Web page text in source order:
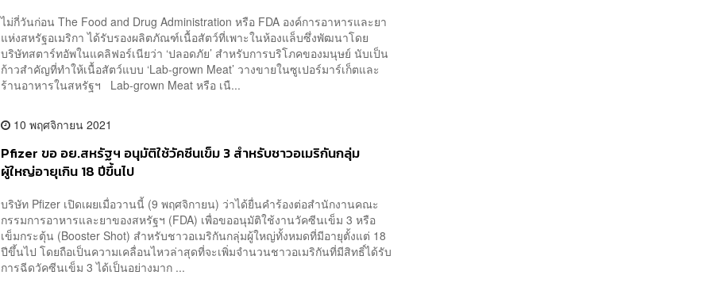
ไม่กี่วันก่อน The Food and Drug Administration หรือ FDA องค์การอาหารและยา
แห่งสหรัฐอเมริกา ได้รับรองผลิตภัณฑ์เนื้อสัตว์ที่เพาะในห้องแล็บซึ่งพัฒนาโดย
บริษัทสตาร์ทอัพในแคลิฟอร์เนียว่า ‘ปลอดภัย’ สำหรับการบริโภคของมนุษย์ นับเป็น
ก้าวสำคัญที่ทำให้เนื้อสัตว์แบบ ‘Lab-grown Meat’ วางขายในซูเปอร์มาร์เก็ตและ
ร้านอาหารในสหรัฐฯ Lab-grown Meat หรือ เนื...
10 พฤศจิกายน 2021
Pfizer ขอ อย.สหรัฐฯ อนุมัติใช้วัคซีนเข็ม 3 สำหรับชาวอเมริกันกลุ่ม
ผู้ใหญ่อายุเกิน 18 ปีขึ้นไป
บริษัท Pfizer เปิดเผยเมื่อวานนี้ (9 พฤศจิกายน) ว่าได้ยื่นคำร้องต่อสำนักงานคณะ
กรรมการอาหารและยาของสหรัฐฯ (FDA) เพื่อขออนุมัติใช้งานวัคซีนเข็ม 3 หรือ
เข็มกระตุ้น (Booster Shot) สำหรับชาวอเมริกันกลุ่มผู้ใหญ่ทั้งหมดที่มีอายุตั้งแต่ 18
ปีขึ้นไป โดยถือเป็นความเคลื่อนไหวล่าสุดที่จะเพิ่มจำนวนชาวอเมริกันที่มีสิทธิ์ได้รับ
การฉีดวัคซีนเข็ม 3 ได้เป็นอย่างมาก ...